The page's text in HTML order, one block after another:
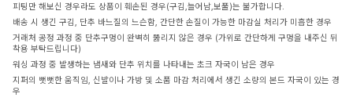
피팅만 해보신 경우라도 상품이 훼손된 경우(구김,늘어남,보풀)는 불가합니다.
배송 시 생긴 구김, 단추 바느질의 느슨함, 간단한 손질이 가능한 마감실 처리가 미흡한 경우
거래처 공정 과정 중 단추구멍이 완벽히 뚫리지 않은 경우 (가위로 간단하게 구멍을 내주신 뒤
착용 부탁드립니다)
워싱 과정 중 발생하는 냄새와 단추 위치를 나타내는 초크 자국이 남은 경우
지퍼의 뻣뻣한 움직임, 신발이나 가방 및 소품 마감 처리에서 생긴 소량의 본드 자국이 있는 경
우